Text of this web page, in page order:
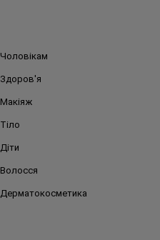
Чоловікам
Здоров'я
Макіяж
Тіло
Діти
Волосся
Дерматокосметика